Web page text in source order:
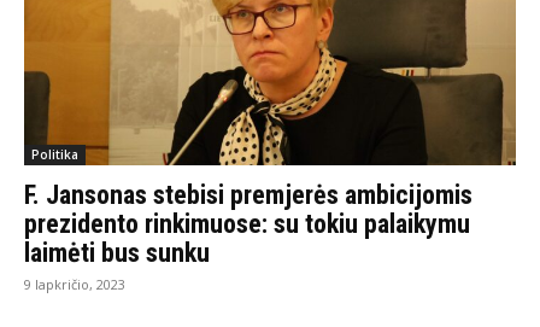
Politika
F. Jansonas stebisi premjerės ambicijomis
prezidento rinkimuose: su tokiu palaikymu
laimėti bus sunku
9 lapkričio, 2023